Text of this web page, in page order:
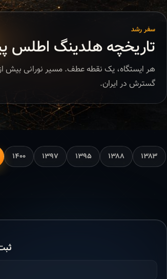
سفر رشد
تاریخچه هلدینگ اطلس
هر ایستگاه، یک نقطه عطف. مسیر نورانی بیش
گسترش در ایران.
۱۳۸۳ ۱۳۸۸ ۱۳۹۵ ۱۳۹۷ ۱۴۰۰